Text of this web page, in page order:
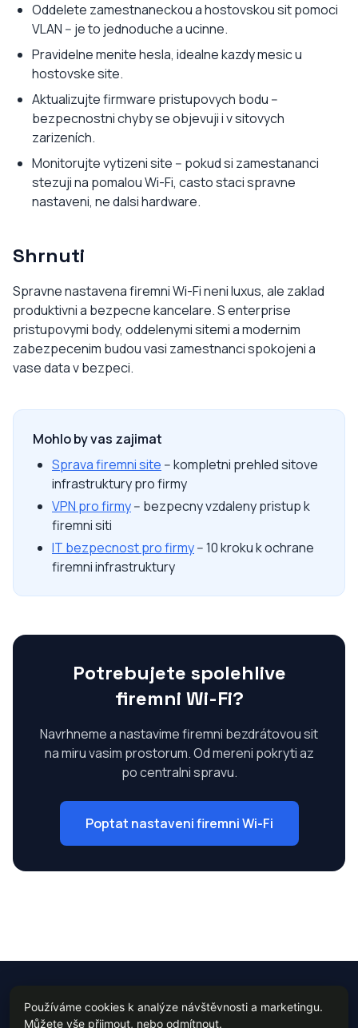
Oddelete zamestnaneckou a hostovskou sit pomoci
VLAN -- je to jednoduche a ucinne.
Pravidelne menite hesla, idealne kazdy mesic u
hostovske site.
Aktualizujte firmware pristupovych bodu --
bezpecnostni chyby se objevuji i v sitovych
zarizeních.
Monitorujte vytizeni site -- pokud si zamestananci
stezuji na pomalou Wi-Fi, casto staci spravne
nastaveni, ne dalsi hardware.
Shrnuti
Spravne nastavena firemni Wi-Fi neni luxus, ale zaklad
produktivni a bezpecne kancelare. S enterprise
pristupovymi body, oddelenymi sitemi a modernim
zabezpecenim budou vasi zamestnanci spokojeni a
vase data v bezpeci.
Mohlo by vas zajimat
Sprava firemni site -- kompletni prehled sitove
infrastruktury pro firmy
VPN pro firmy-- bezpecny vzdaleny pristup k
firemni siti
IT bezpecnost pro firmy-- 10 kroku k ochrane
firemni infrastruktury
Potrebujete spolehlive
firemni Wi-Fi?
Navrhneme a nastavime firemni bezdrátovou sit
na miru vasim prostorum. Od mereni pokryti az
po centralni spravu.
Poptat nastaveni firemni Wi-Fi
+420 775 654 443|info@letitbee.cz
Používáme cookies k analýze návštěvnosti a marketingu.
Můžete vše přijmout, nebo odmítnout.